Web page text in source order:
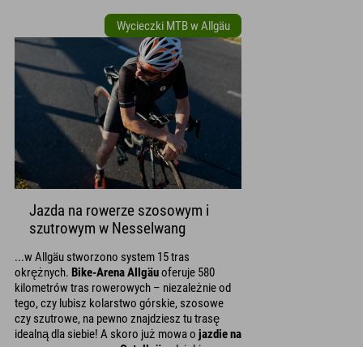
Wycieczki MTB w Allgäu
Jazda na rowerze szosowym i
szutrowym w Nesselwang
...w Allgäu stworzono system 15 tras
okrężnych. Bike-Arena Allgäuoferuje 580
kilometrów tras rowerowych – niezależnie od
tego, czy lubisz kolarstwo górskie, szosowe
czy szutrowe, na pewno znajdziesz tu trasę
idealną dla siebie! A skoro już mowa o jazdie na